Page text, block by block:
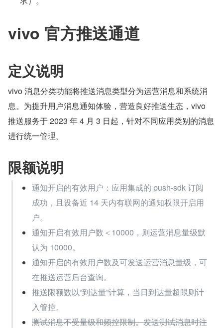
vivo 官方推送通道
定义说明
vivo 消息分类功能将推送消息类型分为运营消息和系统消
息。为提升用户消息通知体验，营造良好推送生态，vivo
推送服务于 2023 年 4 月 3 日起，针对不同应用类别的消息
进行统一管理。
限额说明
通知开启的有效用户：应用集成的 push-sdk 订阅
成功，且设备近 14 天内有联网的通知权限开启用
户。
通知开启有效用户数＜10000，则运营消息量级默
认为 10000。
通知开启的有效用户数及可发送运营消息量级，可
在推送运营后台查询。
推送限额数以“到达量”计算，当日到达量超限则计
入管控。
测试消息不受量级和频控限制。发送测试消息时注